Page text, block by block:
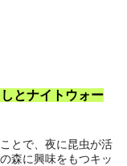
とナイトウォー
とで、夜に昆虫が活
森に興味をもつキッ